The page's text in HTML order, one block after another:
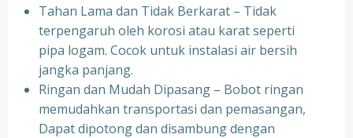
Tahan Lama dan Tidak Berkarat – Tidak
terpengaruh oleh korosi atau karat seperti
pipa logam. Cocok untuk instalasi air bersih
jangka panjang.
Ringan dan Mudah Dipasang – Bobot ringan
memudahkan transportasi dan pemasangan,
Dapat dipotong dan disambung dengan